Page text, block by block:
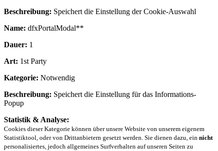
Beschreibung: Speichert die Einstellung der Cookie-Auswahl
Name: dfxPortalModal**
Dauer: 1
Art: 1st Party
Kategorie: Notwendig
Beschreibung: Speichert die Einstellung für das Informations-
Popup
Statistik & Analyse:
Cookies dieser Kategorie können über unsere Website von unserem eigenem
Statistiktool, oder von Drittanbietern gesetzt werden. Sie dienen dazu, ein nicht
personalisiertes, jedoch allgemeines Surfverhalten auf unseren Seiten zu